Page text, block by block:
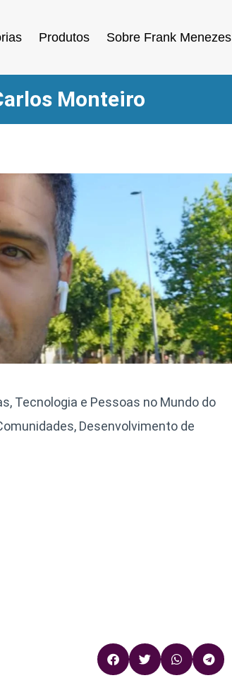
Produtos Sobre Frank Menezes
Monteiro
Tecnologia e Pessoas no Mundo do
Desenvolvimento de